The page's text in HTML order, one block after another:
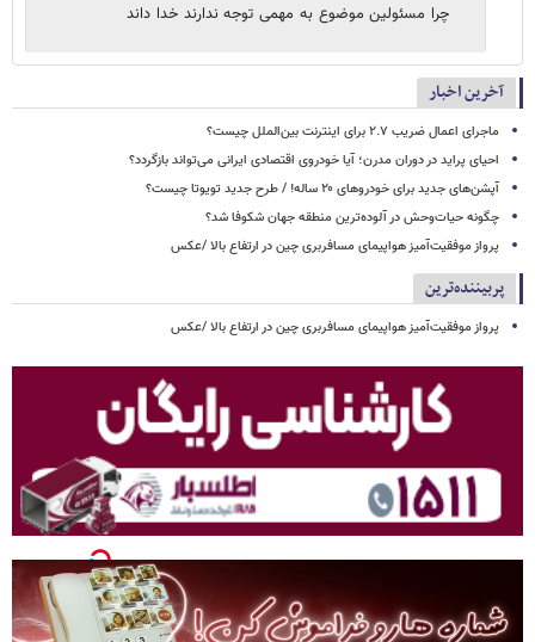
چرا مسئولین موضوع به مهمی توجه ندارند خدا داند
آخرین اخبار
ماجرای اعمال ضریب ۲.۷ برای اینترنت بین‌الملل چیست؟
احیای پراید در دوران مدرن؛ آیا خودروی اقتصادی ایرانی می‌تواند بازگردد؟
آپشن‌های جدید برای خودروهای ۲۰ ساله! / طرح جدید تویوتا چیست؟
چگونه حیات‌وحش در آلوده‌ترین منطقه جهان شکوفا شد؟
پرواز موفقیت‌آمیز هواپیمای مسافربری چین در ارتفاع بالا /عکس
پربیننده‌ترین
پرواز موفقیت‌آمیز هواپیمای مسافربری چین در ارتفاع بالا /عکس